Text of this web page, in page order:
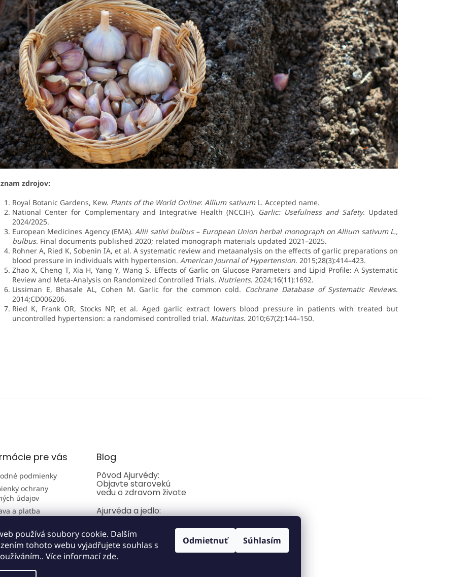
používá soubory cookie. Dalším
tohoto webu vyjadřujete souhlas s
Více informacízde.
Odmietnuť Súhlasím
zdrojov:
Royal Botanic Gardens, Kew. Plants of the World Online: Allium sativumL. Accepted name.
National Center for Complementary and Integrative Health (NCCIH). Garlic: Usefulness and Safety. Updated
2024/2025.
European Medicines Agency (EMA).Allii sativi bulbus – European Union herbal monograph on Allium sativum L.,
bulbus. Final documents published 2020; related monograph materials updated 2021–2025.
Rohner A, Ried K, Sobenin IA, et al. A systematic review and metaanalysis on the effects of garlic preparations on
blood pressure in individuals with hypertension. American Journal of Hypertension. 2015;28(3):414–423.
Zhao X, Cheng T, Xia H, Yang Y, Wang S. Effects of Garlic on Glucose Parameters and Lipid Profile: A Systematic
Review and Meta-Analysis on Randomized Controlled Trials. Nutrients. 2024;16(11):1692.
Lissiman E, Bhasale AL, Cohen M. Garlic for the common cold. Cochrane Database of Systematic Reviews.
2014;CD006206.
Ried K, Frank OR, Stocks NP, et al. Aged garlic extract lowers blood pressure in patients with treated but
uncontrolled hypertension: a randomised controlled trial. Maturitas. 2010;67(2):144–150.
pre vás
podmienky
ochrany
údajov
a platba
Blog
Pôvod Ajurvédy:
Objavte starovekú
vedu o zdravom živote
Ajurvéda a jedlo:
Sprievodca
kombináciami potravín
Úvod do Ajurvédy